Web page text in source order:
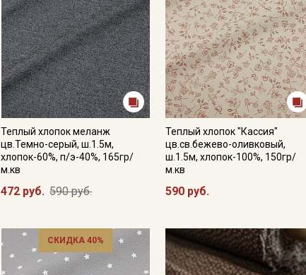
Теплый хлопок меланж
цв.Темно-серый, ш.1.5м,
хлопок-60%, п/э-40%, 165гр/
м.кв
472 руб. 590 руб.
Теплый хлопок "Кассия"
цв.св.бежево-оливковый,
ш.1.5м, хлопок-100%, 150гр/
м.кв
590 руб.
СКИДКА 40%